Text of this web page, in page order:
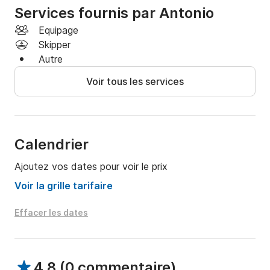
N'hésitez pas et faites votre réservation au
Click&Boat, car c'est plus rapide et moins cher.
Allons pêcher!
++
demander via le service de messagerie de la
++
Services fournis par Antonio
Equipage
Skipper
Autre
Voir tous les services
Calendrier
Ajoutez vos dates pour voir le prix
Voir la grille tarifaire
Effacer les dates